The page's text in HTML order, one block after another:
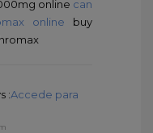
online can
online buy
:Accede para